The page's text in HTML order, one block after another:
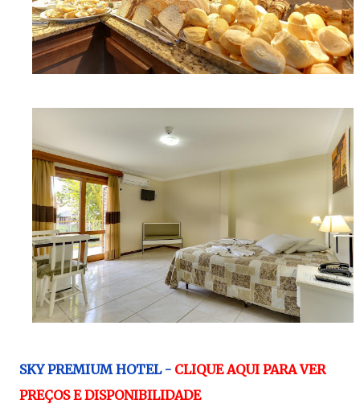
SKY PREMIUM HOTEL - CLIQUE AQUI PARA VER
PREÇOS E DISPONIBILIDADE